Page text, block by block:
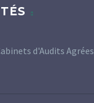
d'Audits Agrées